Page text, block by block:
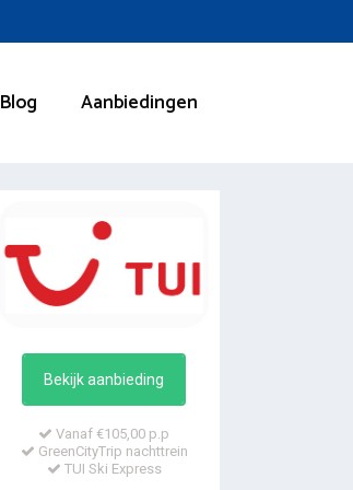
Blog Aanbiedingen
Bekijk aanbieding
Vanaf €105,00 p.p
GreenCityTrip nachttrein
TUI Ski Express